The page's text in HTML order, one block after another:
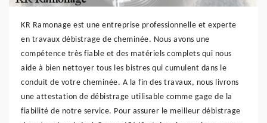
KR Ramonage est une entreprise professionnelle et experte
en travaux débistrage de cheminée. Nous avons une
compétence très fiable et des matériels complets qui nous
aide à bien nettoyer tous les bistres qui cumulent dans le
conduit de votre cheminée. A la fin des travaux, nous livrons
une attestation de débistrage utilisable comme gage de la
fiabilité de notre service. Pour assurer le meilleur débistrage